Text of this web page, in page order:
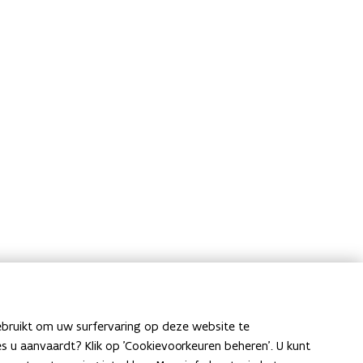
om uw surfervaring op deze website te
aanvaardt? Klik op 'Cookievoorkeuren beheren'. U kunt